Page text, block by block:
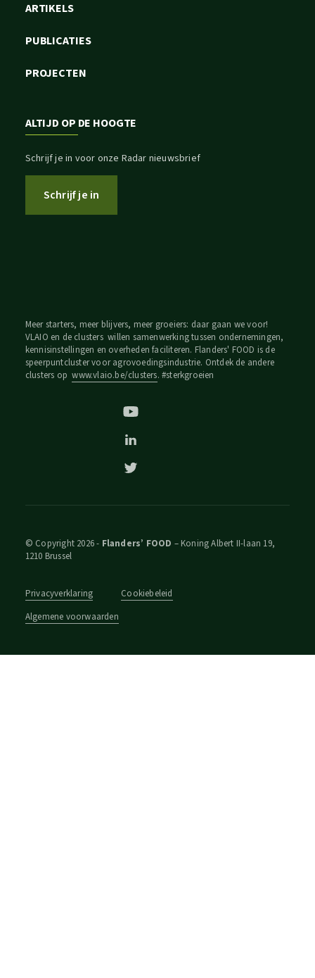
ARTIKELS
PUBLICATIES
PROJECTEN
ALTIJD OP DE HOOGTE
Schrijf je in voor onze Radar nieuwsbrief
Schrijf je in
Meer starters, meer blijvers, meer groeiers: daar gaan we voor!
VLAIO en de clusters willen samenwerking tussen ondernemingen,
kennisinstellingen en overheden faciliteren. Flanders' FOOD is de
speerpuntcluster voor agrovoedingsindustrie. Ontdek de andere
clusters opwww.vlaio.be/clusters. #sterkgroeien
© Copyright 2026 - Flanders’ FOOD – Koning Albert II-laan 19,
1210 Brussel
Privacyverklaring
Cookiebeleid
Algemene voorwaarden